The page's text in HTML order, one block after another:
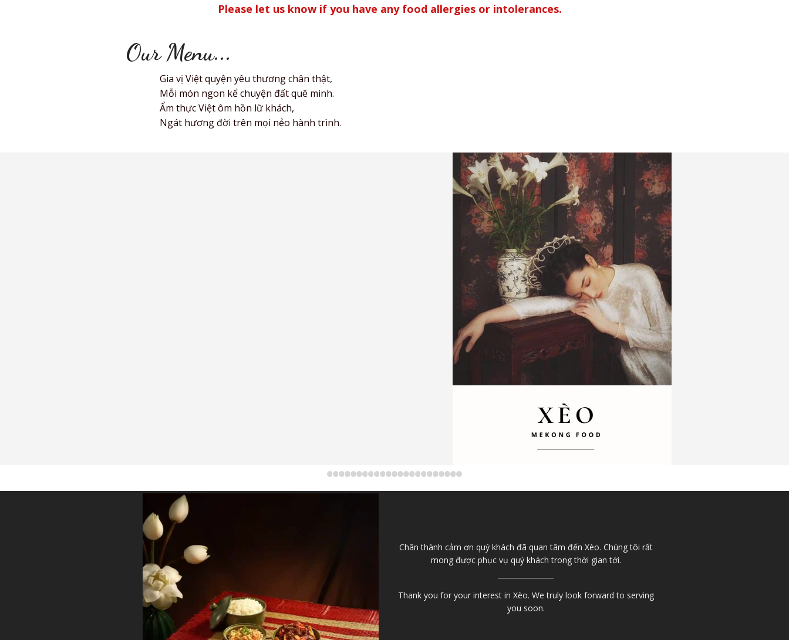
Please let us know if you have any food allergies or intolerances.
Gia vị Việt quyện yêu thương chân thật,
Mỗi món ngon kể chuyện đất quê mình.
Ẩm thực Việt ôm hồn lữ khách,
Ngát hương đời trên mọi nẻo hành trình.
Our Menu...
Chân thành cảm ơn quý khách đã quan tâm đến Xèo. Chúng tôi rất
mong được phục vụ quý khách trong thời gian tới.
Thank you for your interest in Xèo. We truly look forward to serving
you soon.